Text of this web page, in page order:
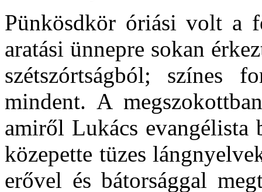
Pünkösdkör óriási volt a
aratási ünnepre sokan
szétszórtságból; színes
mindent. A
amiről Lukács evangélista
közepette tüzes
erővel és bátorsággal